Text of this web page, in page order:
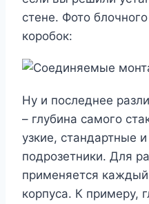
стене. Фото
коробок:
Ну и последнее
– глубина самого
узкие, стандартные
подрозетники. Для
применяется
корпуса. К примеру,